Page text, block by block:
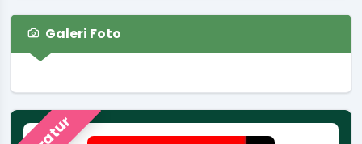
Koordinator : LUTHFI AMANI
Lokasi
:
Pendopo
Koordinator
Galeri Foto